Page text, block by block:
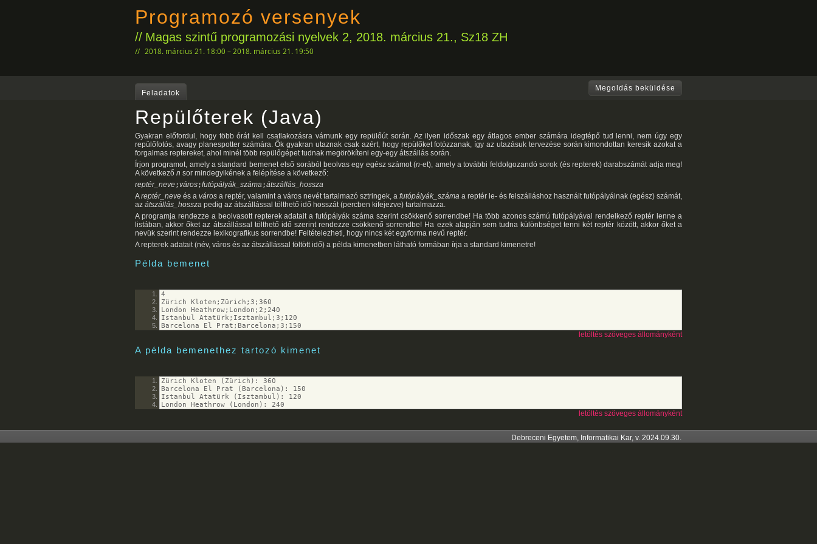
Programozó versenyek
Magas szintű programozási nyelvek 2, 2018. március 21., Sz18 ZH
2018. március 21. 18:00 – 2018. március 21. 19:50
Feladatok
Megoldás beküldése
Repülőterek (Java)
Gyakran előfordul, hogy több órát kell csatlakozásra várnunk egy repülőút során. Az ilyen időszak egy átlagos ember számára idegtépő tud lenni, nem úgy egy
repülőfotós, avagy planespotter számára. Ők gyakran utaznak csak azért, hogy repülőket fotózzanak, így az utazásuk tervezése során kimondottan keresik azokat a
forgalmas reptereket, ahol minél több repülőgépet tudnak megörökíteni egy-egy átszállás során.
Írjon programot, amely a standard bemenet első sorából beolvas egy egész számot (n-et), amely a további feldolgozandó sorok (és repterek) darabszámát adja meg!
A következő n sor mindegyikének a felépítése a következő:
reptér_neve;város;futópályák_száma;átszállás_hossza
Areptér_neve és a város a reptér, valamint a város nevét tartalmazó sztringek, a futópályák_száma a reptér le- és felszálláshoz használt futópályáinak (egész) számát,
az átszállás_hossza pedig az átszállással tölthető idő hosszát (percben kifejezve) tartalmazza.
A programja rendezze a beolvasott repterek adatait a futópályák száma szerint csökkenő sorrendbe! Ha több azonos számú futópályával rendelkező reptér lenne a
listában, akkor őket az átszállással tölthető idő szerint rendezze csökkenő sorrendbe! Ha ezek alapján sem tudna különbséget tenni két reptér között, akkor őket a
nevük szerint rendezze lexikografikus sorrendbe! Feltételezheti, hogy nincs két egyforma nevű reptér.
A repterek adatait (név, város és az átszállással töltött idő) a példa kimenetben látható formában írja a standard kimenetre!
Példa bemenet
4
Zürich Kloten;Zürich;3;360
London Heathrow;London;2;240
Istanbul Atatürk;Isztambul;3;120
Barcelona El Prat;Barcelona;3;150
letöltés szöveges állományként
A példa bemenethez tartozó kimenet
Zürich Kloten (Zürich): 360
Barcelona El Prat (Barcelona): 150
Istanbul Atatürk (Isztambul): 120
London Heathrow (London): 240
letöltés szöveges állományként
Debreceni Egyetem, Informatikai Kar, v. 2024.09.30.